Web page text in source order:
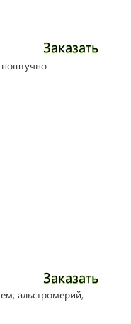
Заказать
Заказать